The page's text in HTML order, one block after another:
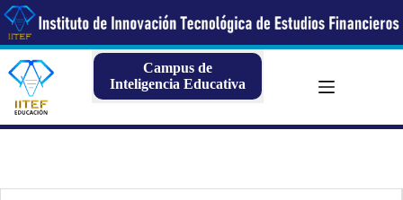
Saltar
al
contenido
Campus de
Inteligencia Educativa